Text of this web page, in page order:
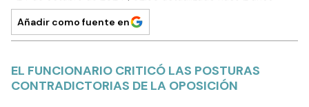
Añadir como fuente en
EL FUNCIONARIO CRITICÓ LAS POSTURAS
CONTRADICTORIAS DE LA OPOSICIÓN